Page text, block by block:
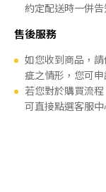
約定配送時一併
售後服務
如您收到商品，
疵之情形，您可申
若您對於購買流
可直接點選客服